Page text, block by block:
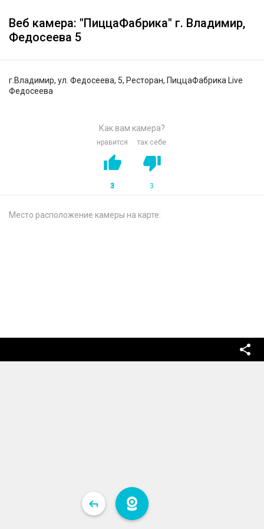
Веб камера: "ПиццаФабрика" г. Владимир,
Федосеева 5
г.Владимир, ул. Федосеева, 5, Ресторан, ПиццаФабрика Live
Федосеева
Как вам камера?
нравится так себе
3 3
Место расположение камеры на карте: